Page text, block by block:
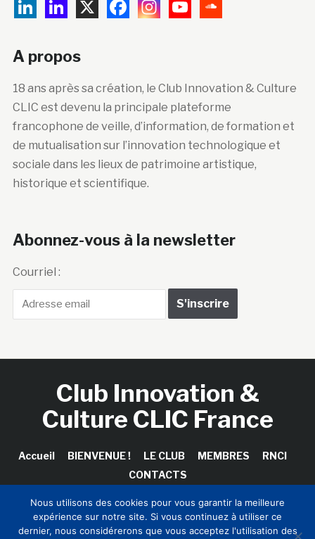
A propos
18 ans après sa création, le Club Innovation & Culture
CLIC est devenu la principale plateforme
francophone de veille, d’information, de formation et
de mutualisation sur l’innovation technologique et
sociale dans les lieux de patrimoine artistique,
historique et scientifique.
Abonnez-vous à la newsletter
Courriel :
Club Innovation &
Culture CLIC France
Accueil BIENVENUE ! LE CLUB MEMBRES
RNCI
CONTACTS
Copyright © 2026 Club Innovation & Culture CLIC France /
Nous utilisons des cookies pour vous garantir la meilleure
expérience sur notre site. Si vous continuez à utiliser ce
dernier, nous considérerons que vous acceptez l'utilisation des